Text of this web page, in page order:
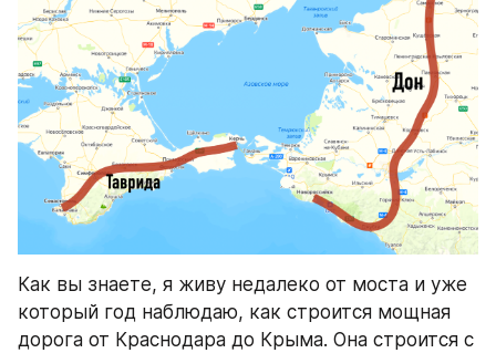
Как вы знаете, я живу недалеко от моста и уже
который год наблюдаю, как строится мощная
дорога от Краснодара до Крыма. Она строится с